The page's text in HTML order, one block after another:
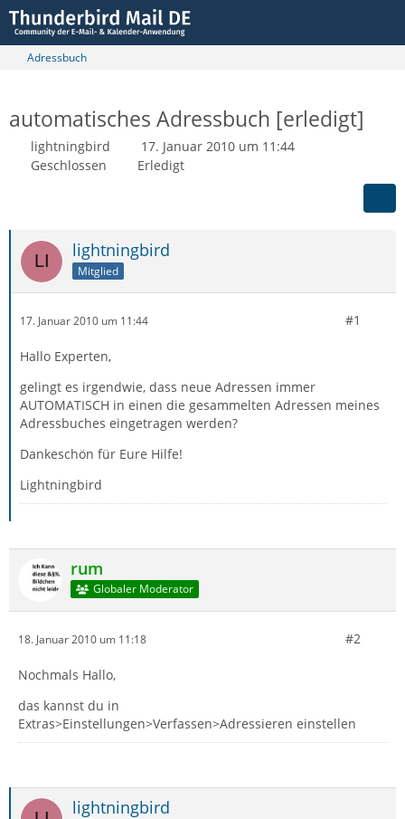
Adressbuch
automatisches Adressbuch [erledigt]
lightningbird
17. Januar 2010 um 11:44
Geschlossen
Erledigt
lightningbird
Mitglied
17. Januar 2010 um 11:44 #1
Hallo Experten,
gelingt es irgendwie, dass neue Adressen immer
AUTOMATISCH in einen die gesammelten Adressen meines
Adressbuches eingetragen werden?
Dankeschön für Eure Hilfe!
Lightningbird
rum
Globaler Moderator
18. Januar 2010 um 11:18 #2
Nochmals Hallo,
das kannst du in
Extras>Einstellungen>Verfassen>Adressieren einstellen
lightningbird